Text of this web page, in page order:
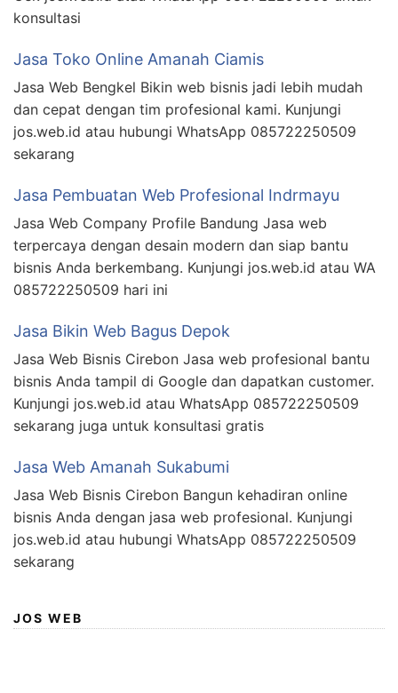
konsultasi
Jasa Toko Online Amanah Ciamis
Jasa Web Bengkel Bikin web bisnis jadi lebih mudah
dan cepat dengan tim profesional kami. Kunjungi
jos.web.id atau hubungi WhatsApp 085722250509
sekarang
Jasa Pembuatan Web Profesional Indrmayu
Jasa Web Company Profile Bandung Jasa web
terpercaya dengan desain modern dan siap bantu
bisnis Anda berkembang. Kunjungi jos.web.id atau WA
085722250509 hari ini
Jasa Bikin Web Bagus Depok
Jasa Web Bisnis Cirebon Jasa web profesional bantu
bisnis Anda tampil di Google dan dapatkan customer.
Kunjungi jos.web.id atau WhatsApp 085722250509
sekarang juga untuk konsultasi gratis
Jasa Web Amanah Sukabumi
Jasa Web Bisnis Cirebon Bangun kehadiran online
bisnis Anda dengan jasa web profesional. Kunjungi
jos.web.id atau hubungi WhatsApp 085722250509
sekarang
JOS WEB